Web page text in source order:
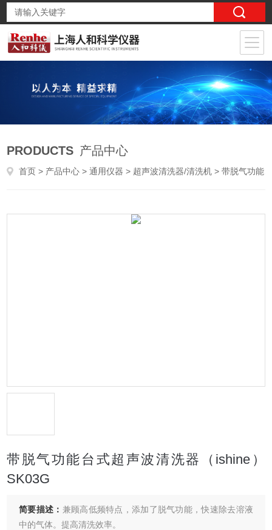
PRODUCTS 产品中心
首页 > 产品中心 >通用仪器 > 超声波清洗器/清洗机 > 带脱气功能台式超声波清洗器（ishine）SK03G
带脱气功能台式超声波清洗器（ishine）
SK03G
简要描述： 兼顾高低频特点，添加了脱气功能，快速除去溶液
中的气体。提高清洗效率。